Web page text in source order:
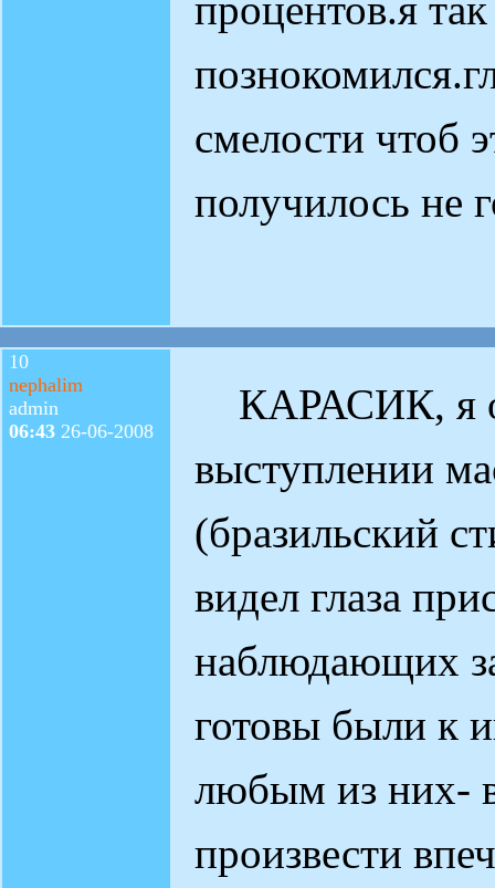
смелости чтоб
получилось не
10
nephalim
admin
06:43 26-06-2008
КАРАСИК, я
выступлении
(бразильский
видел глаза
наблюдающих
готовы были к
любым из них-
произвести